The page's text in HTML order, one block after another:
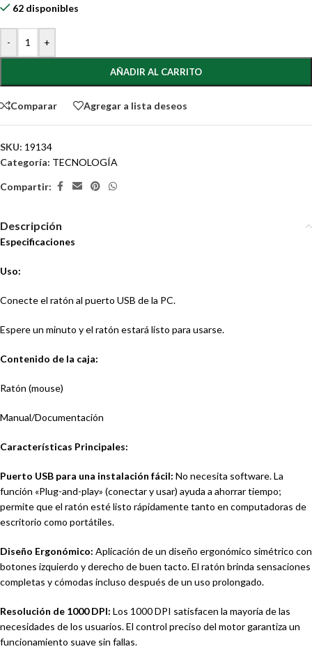
62 disponibles
- +
AÑADIR AL CARRITO
Comparar Agregar a lista deseos
SKU: 19134
Categoría: TECNOLOGÍA
Compartir:
Descripción
Especificaciones
Uso:
Conecte el ratón al puerto USB de la PC.
Espere un minuto y el ratón estará listo para usarse.
Contenido de la caja:
Ratón (mouse)
Manual/Documentación
Características Principales:
Puerto USB para una instalación fácil: No necesita software. La
función «Plug-and-play» (conectar y usar) ayuda a ahorrar tiempo;
permite que el ratón esté listo rápidamente tanto en computadoras de
escritorio como portátiles.
Diseño Ergonómico: Aplicación de un diseño ergonómico simétrico con
botones izquierdo y derecho de buen tacto. El ratón brinda sensaciones
completas y cómodas incluso después de un uso prolongado.
Resolución de 1000 DPI: Los 1000 DPI satisfacen la mayoría de las
necesidades de los usuarios. El control preciso del motor garantiza un
funcionamiento suave sin fallas.